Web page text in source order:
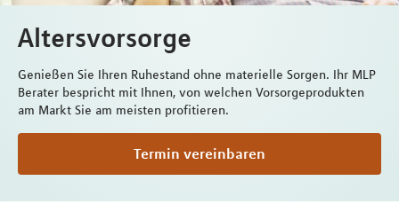
Altersvorsorge
Genießen Sie Ihren Ruhestand ohne materielle Sorgen. Ihr MLP
Berater bespricht mit Ihnen, von welchen Vorsorgeprodukten
am Markt Sie am meisten profitieren.
Termin vereinbaren